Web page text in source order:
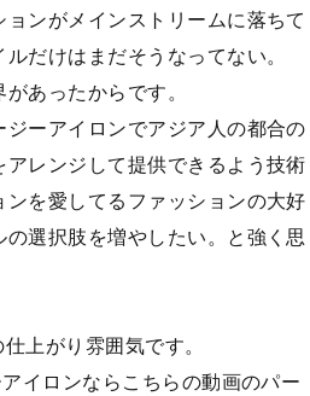
ンがメインストリームに落ちて
だけはまだそうなってない。
あったからです。
ーアイロンでアジア人の都合の
レンジして提供できるよう技術
を愛してるファッションの大好
選択肢を増やしたい。と強く思
上がり雰囲気です。
イロンならこちらの動画のパー